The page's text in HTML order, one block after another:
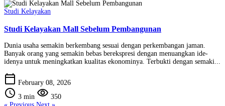
Studi Kelayakan
Studi Kelayakan Mall Sebelum Pembangunan
Dunia usaha semakin berkembang sesuai dengan perkembangan jaman.
Banyak orang yang semakin bebas berekspresi dengan menuangkan ide-
idenya untuk meningkatkan kualitas ekonominya. Terbukti dengan semaki...
calendar_today February 08, 2026
schedule 3 min visibility 350